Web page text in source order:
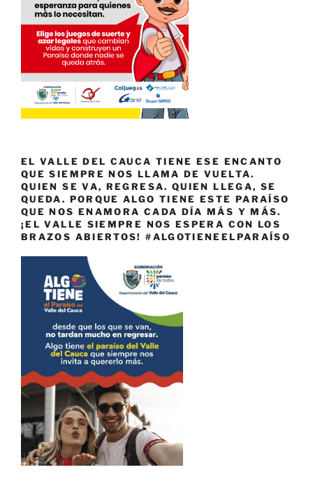
EL VALLE DEL CAUCA TIENE ESE ENCANTO
QUE SIEMPRE NOS LLAMA DE VUELTA.
QUIEN SE VA, REGRESA. QUIEN LLEGA, SE
QUEDA. PORQUE ALGO TIENE ESTE PARAÍSO
QUE NOS ENAMORA CADA DÍA MÁS Y MÁS.
¡EL VALLE SIEMPRE NOS ESPERA CON LOS
BRAZOS ABIERTOS! #ALGOTIENEELPARAÍSO